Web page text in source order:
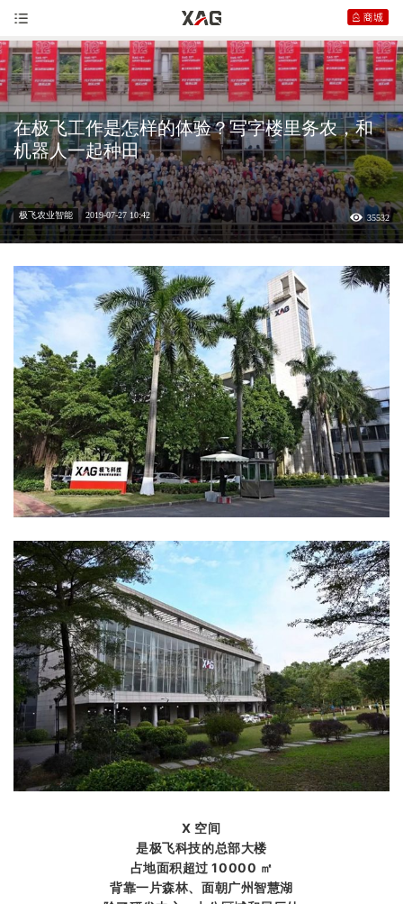
在极飞工作是怎样的体验？写字楼里务农，和
机器人一起种田
极飞农业智能 2019-07-27 10:42 35532
X 空间
是极飞科技的总部大楼
占地面积超过 10000 ㎡
背靠一片森林、面朝广州智慧湖